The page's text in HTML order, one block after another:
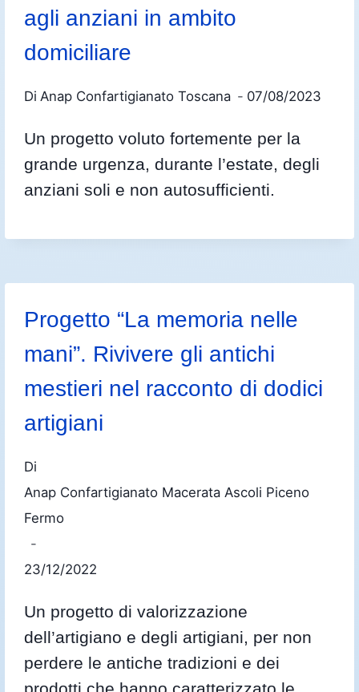
agli anziani in ambito
domiciliare
Di Anap Confartigianato Toscana 07/08/2023
Un progetto voluto fortemente per la
grande urgenza, durante l’estate, degli
anziani soli e non autosufficienti.
Progetto “La memoria nelle
mani”. Rivivere gli antichi
mestieri nel racconto di dodici
artigiani
Di
Anap Confartigianato Macerata Ascoli Piceno
Fermo
23/12/2022
Un progetto di valorizzazione
dell’artigiano e degli artigiani, per non
perdere le antiche tradizioni e dei
prodotti che hanno caratterizzato le